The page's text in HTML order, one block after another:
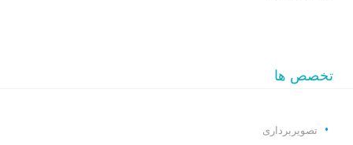
تخصص ها
تصویربرداری